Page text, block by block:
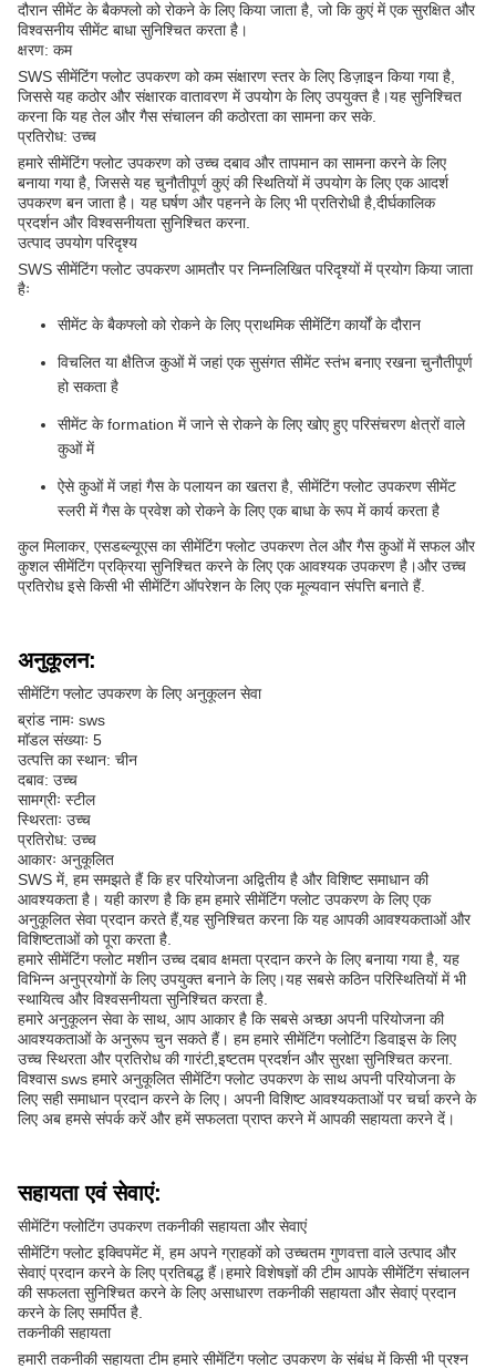
दौरान सीमेंट के बैकफ्लो को रोकने के लिए किया जाता है, जो कि कुएं में एक सुरक्षित और
विश्वसनीय सीमेंट बाधा सुनिश्चित करता है।
क्षरण: कम
SWS सीमेंटिंग फ्लोट उपकरण को कम संक्षारण स्तर के लिए डिज़ाइन किया गया है,
जिससे यह कठोर और संक्षारक वातावरण में उपयोग के लिए उपयुक्त है।यह सुनिश्चित
करना कि यह तेल और गैस संचालन की कठोरता का सामना कर सके.
प्रतिरोध: उच्च
हमारे सीमेंटिंग फ्लोट उपकरण को उच्च दबाव और तापमान का सामना करने के लिए
बनाया गया है, जिससे यह चुनौतीपूर्ण कुएं की स्थितियों में उपयोग के लिए एक आदर्श
उपकरण बन जाता है। यह घर्षण और पहनने के लिए भी प्रतिरोधी है,दीर्घकालिक
प्रदर्शन और विश्वसनीयता सुनिश्चित करना.
उत्पाद उपयोग परिदृश्य
SWS सीमेंटिंग फ्लोट उपकरण आमतौर पर निम्नलिखित परिदृश्यों में प्रयोग किया जाता
हैः
सीमेंट के बैकफ्लो को रोकने के लिए प्राथमिक सीमेंटिंग कार्यों के दौरान
विचलित या क्षैतिज कुओं में जहां एक सुसंगत सीमेंट स्तंभ बनाए रखना चुनौतीपूर्ण
हो सकता है
सीमेंट के formation में जाने से रोकने के लिए खोए हुए परिसंचरण क्षेत्रों वाले
कुओं में
ऐसे कुओं में जहां गैस के पलायन का खतरा है, सीमेंटिंग फ्लोट उपकरण सीमेंट
स्लरी में गैस के प्रवेश को रोकने के लिए एक बाधा के रूप में कार्य करता है
कुल मिलाकर, एसडब्ल्यूएस का सीमेंटिंग फ्लोट उपकरण तेल और गैस कुओं में सफल और
कुशल सीमेंटिंग प्रक्रिया सुनिश्चित करने के लिए एक आवश्यक उपकरण है।और उच्च
प्रतिरोध इसे किसी भी सीमेंटिंग ऑपरेशन के लिए एक मूल्यवान संपत्ति बनाते हैं.
अनुकूलन:
सीमेंटिंग फ्लोट उपकरण के लिए अनुकूलन सेवा
ब्रांड नामः sws
मॉडल संख्याः 5
उत्पत्ति का स्थान: चीन
दबाव: उच्च
सामग्रीः स्टील
स्थिरताः उच्च
प्रतिरोध: उच्च
आकारः अनुकूलित
SWS में, हम समझते हैं कि हर परियोजना अद्वितीय है और विशिष्ट समाधान की
आवश्यकता है। यही कारण है कि हम हमारे सीमेंटिंग फ्लोट उपकरण के लिए एक
अनुकूलित सेवा प्रदान करते हैं,यह सुनिश्चित करना कि यह आपकी आवश्यकताओं और
विशिष्टताओं को पूरा करता है.
हमारे सीमेंटिंग फ्लोट मशीन उच्च दबाव क्षमता प्रदान करने के लिए बनाया गया है, यह
विभिन्न अनुप्रयोगों के लिए उपयुक्त बनाने के लिए।यह सबसे कठिन परिस्थितियों में भी
स्थायित्व और विश्वसनीयता सुनिश्चित करता है.
हमारे अनुकूलन सेवा के साथ, आप आकार है कि सबसे अच्छा अपनी परियोजना की
आवश्यकताओं के अनुरूप चुन सकते हैं। हम हमारे सीमेंटिंग फ्लोटिंग डिवाइस के लिए
उच्च स्थिरता और प्रतिरोध की गारंटी,इष्टतम प्रदर्शन और सुरक्षा सुनिश्चित करना.
विश्वास sws हमारे अनुकूलित सीमेंटिंग फ्लोट उपकरण के साथ अपनी परियोजना के
लिए सही समाधान प्रदान करने के लिए। अपनी विशिष्ट आवश्यकताओं पर चर्चा करने के
लिए अब हमसे संपर्क करें और हमें सफलता प्राप्त करने में आपकी सहायता करने दें।
सहायता एवं सेवाएं:
सीमेंटिंग फ्लोटिंग उपकरण तकनीकी सहायता और सेवाएं
सीमेंटिंग फ्लोट इक्विपमेंट में, हम अपने ग्राहकों को उच्चतम गुणवत्ता वाले उत्पाद और
सेवाएं प्रदान करने के लिए प्रतिबद्ध हैं।हमारे विशेषज्ञों की टीम आपके सीमेंटिंग संचालन
की सफलता सुनिश्चित करने के लिए असाधारण तकनीकी सहायता और सेवाएं प्रदान
करने के लिए समर्पित है.
तकनीकी सहायता
हमारी तकनीकी सहायता टीम हमारे सीमेंटिंग फ्लोट उपकरण के संबंध में किसी भी प्रश्न